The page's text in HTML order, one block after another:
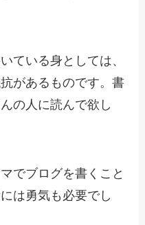
ている身としては、
があるものです。書
の人に読んで欲し
でブログを書くこと
は勇気も必要でし